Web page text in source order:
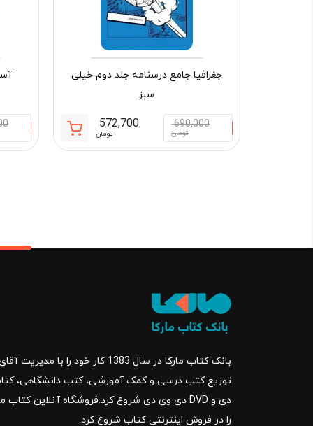
جغرافیا جامع درسنامه جلد دوم خیلی
سبز
690,000
تومان
اصلی:
572,700
تومان
فعلی:
بانک کتاب مارکا در سال 1383 کار
را در فروش اینترنتی کتاب شروع کرد.